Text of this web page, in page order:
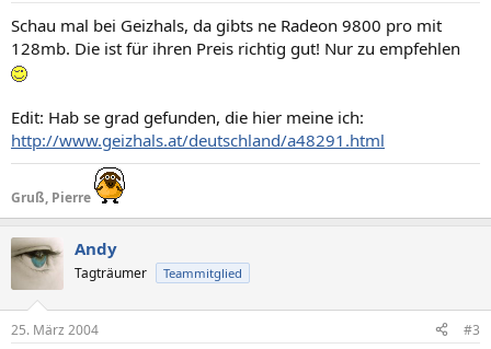
Schau mal bei Geizhals, da gibts ne Radeon 9800 pro mit
128mb. Die ist für ihren Preis richtig gut! Nur zu empfehlen
Edit: Hab se grad gefunden, die hier meine ich:
http://www.geizhals.at/deutschland/a48291.html
Gruß, Pierre
Andy
Tagträumer Teammitglied
25. März 2004 #3